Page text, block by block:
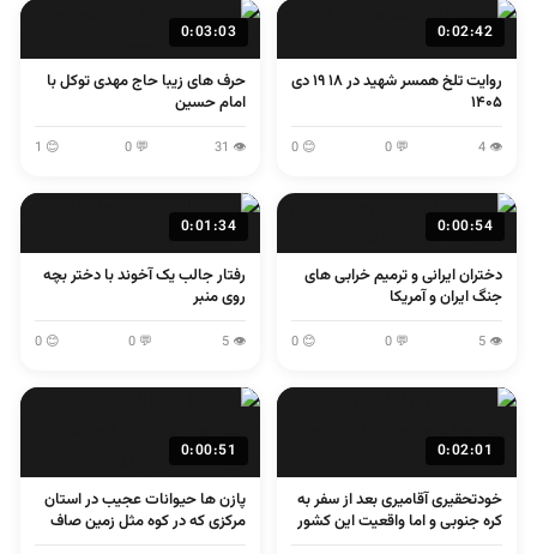
0:02:42
روایت تلخ همسر شهید در ۱۸ ۱۹ دی
۱۴۰۵
👁 4
💬 0
😊 0
0:03:03
حرف های زیبا حاج مهدی توکل با
امام حسین
👁 31
💬 0
😊 1
0:00:54
دختران ایرانی و ترمیم خرابی های
جنگ ایران و آمریکا
👁 5
💬 0
😊 0
0:01:34
رفتار جالب یک آخوند با دختر بچه
روی منبر
👁 5
💬 0
😊 0
0:02:01
خودتحقیری آقامیری بعد از سفر به
کره جنوبی و اما واقعیت این کشور
0:00:51
پازن ها حیوانات عجیب در استان
مرکزی که در کوه مثل زمین صاف